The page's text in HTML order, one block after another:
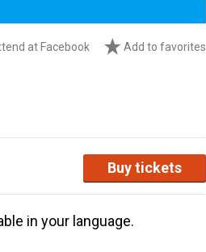
at Facebook Add to favorites
Buy tickets
in your language.